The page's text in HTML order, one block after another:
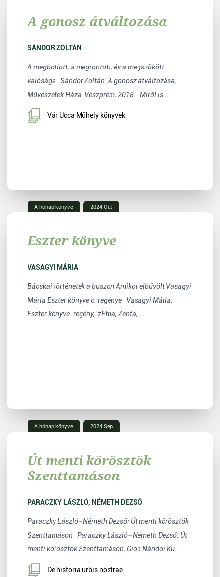
A gonosz átváltozása
SÁNDOR ZOLTÁN
A megbotlott, a megrontott, és a megszökött
valósága Sándor Zoltán: A gonosz átváltozása,
Művészetek Háza, Veszprém, 2018. Miről is...
Vár Ucca Műhely könyvek
A hónap könyve 2024 Oct
Eszter könyve
VASAGYI MÁRIA
Bácskai történetek a buszon Amikor elbűvölt Vasagyi
Mária Eszter könyve c. regénye Vasagyi Mária:
Eszter könyve: regény, zEtna, Zenta, ...
A hónap könyve 2024 Sep
Út menti körösztök
Szenttamáson
PARACZKY LÁSZLÓ, NÉMETH DEZSŐ
Paraczky László–Németh Dezső: Út menti körösztök
Szenttamáson Paraczky László–Németh Dezső: Út
menti körösztök Szenttamáson, Gion Nándor Ku...
De historia urbis nostrae